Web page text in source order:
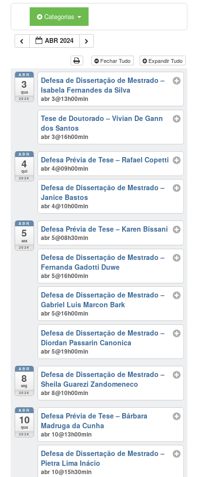
Categorias
ABR 2024
Fechar Tudo Expandir Tudo
ABR
3
qua
2024
Defesa de Dissertação de Mestrado –
Isabela Fernandes da Silva
abr 3@13h00min
Tese de Doutorado – Vívian De Gann
dos Santos
abr 3@16h00min
ABR
4
qui
2024
Defesa Prévia de Tese – Rafael Copetti
abr 4@09h00min
Defesa de Dissertação de Mestrado –
Janice Bastos
abr 4@10h00min
ABR
5
sex
2024
Defesa Prévia de Tese – Karen Bissani
abr 5@08h30min
Defesa de Dissertação de Mestrado –
Fernanda Gadotti Duwe
abr 5@16h00min
Defesa de Dissertação de Mestrado –
Gabriel Luis Marcon Bark
abr 5@16h00min
Defesa de Dissertação de Mestrado –
Diordan Passarin Canonica
abr 5@19h00min
ABR
8
seg
2024
Defesa de Dissertação de Mestrado –
Sheila Guarezi Zandomeneco
abr 8@10h00min
ABR
10
qua
2024
Defesa Prévia de Tese – Bárbara
Madruga da Cunha
abr 10@13h00min
Defesa de Dissertação de Mestrado –
Pietra Lima Inácio
abr 10@15h30min